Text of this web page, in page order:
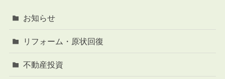
お知らせ
リフォーム・原状回復
不動産投資